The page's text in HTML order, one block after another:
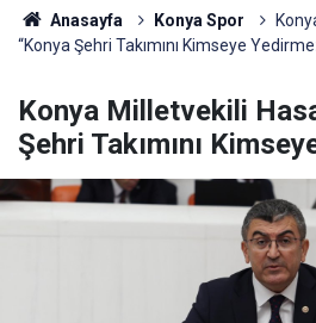
Anasayfa Konya Spor
“Konya Şehri Takımını Kimseye
Konya Milletvekili
Şehri Takımını